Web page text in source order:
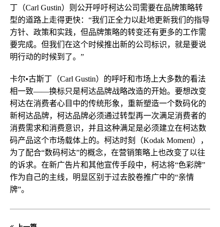
丁（Carl Gustin）则公开呼吁柯达公司需要在品牌策略转
型的道路上走得更快：“我们正全力以赴地更新我们的指导
方针、政策和实践，但品牌策略的转变还有更多的工作需
要完成。但我们在这个时候推出新的公司标识，就是要说
明行动的时候到了。”
卡尔•古斯丁（Carl Gustin）的呼吁和市场上大多数的看法
相一致——换标只是柯达品牌战略改造的开始。要想改变
柯达在消费者心目中的传统形象，重新塑造一个数码化的
新柯达品牌，柯达品牌必须通过转型再一次满足消费者的
消费需求和消费意识，并且这种满足是必须建立在柯达数
码产品这个市场载体上的。柯达时刻（Kodak Moment），
为了配合“数码柯达”的概念，在营销策略上也改变了以往
的诉求。在新广告片和其他宣传手段中，柯达将“色彩牌”
作为自己的主线，明显区别于过去胶卷推广中的“亲情
牌”。